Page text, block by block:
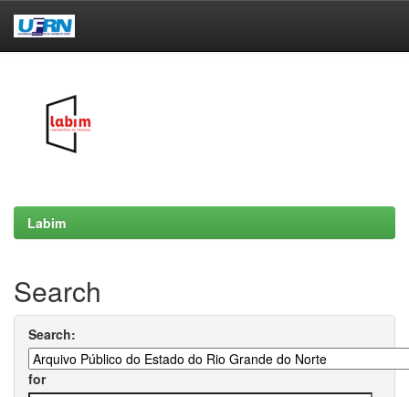
Labim
Search
Search:
for